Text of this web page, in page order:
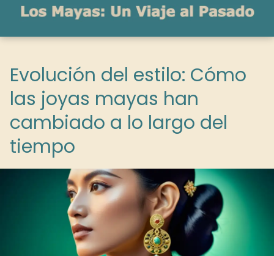
Evolución del estilo: Cómo
las joyas mayas han
cambiado a lo largo del
tiempo